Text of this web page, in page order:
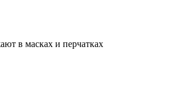
в масках и перчатках